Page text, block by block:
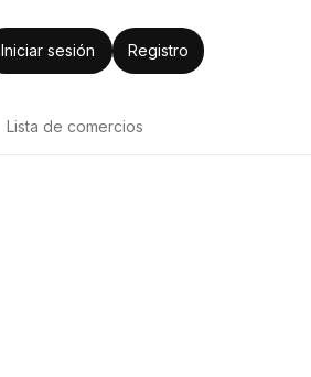
Iniciar sesión Registro
Lista de comercios